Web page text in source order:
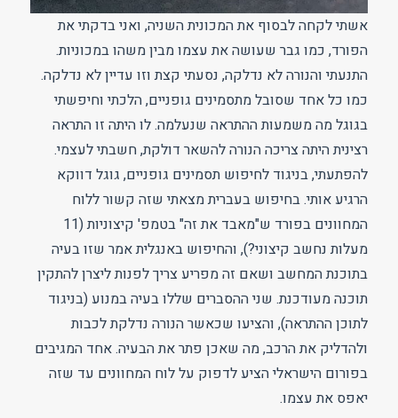
אשתי לקחה לבסוף את המכונית השניה, ואני בדקתי את
הפורד, כמו גבר שעושה את עצמו מבין משהו במכוניות.
התנעתי והנורה לא נדלקה, נסעתי קצת וזו עדיין לא נדלקה.
כמו כל אחד שסובל מתסמינים גופניים, הלכתי וחיפשתי
בגוגל מה משמעות ההתראה שנעלמה. לו היתה זו התראה
רצינית היתה צריכה הנורה להשאר דולקת, חשבתי לעצמי.
להפתעתי, בניגוד לחיפוש תסמינים גופניים, גוגל דווקא
הרגיע אותי. בחיפוש בעברית מצאתי שזה קשור ללוח
המחוונים בפורד ש"מאבד את זה" בטמפ' קיצוניות (11
מעלות נחשב קיצוני?), והחיפוש באנגלית אמר שזו בעיה
בתוכנת המחשב ושאם זה מפריע צריך לפנות ליצרן להתקין
תוכנה מעודכנת. שני ההסברים שללו בעיה במנוע (בניגוד
לתוכן ההתראה), והציעו שכאשר הנורה נדלקת לכבות
ולהדליק את הרכב, מה שאכן פתר את הבעיה. אחד המגיבים
בפורום הישראלי הציע לדפוק על לוח המחוונים עד שזה
יאפס את עצמו.